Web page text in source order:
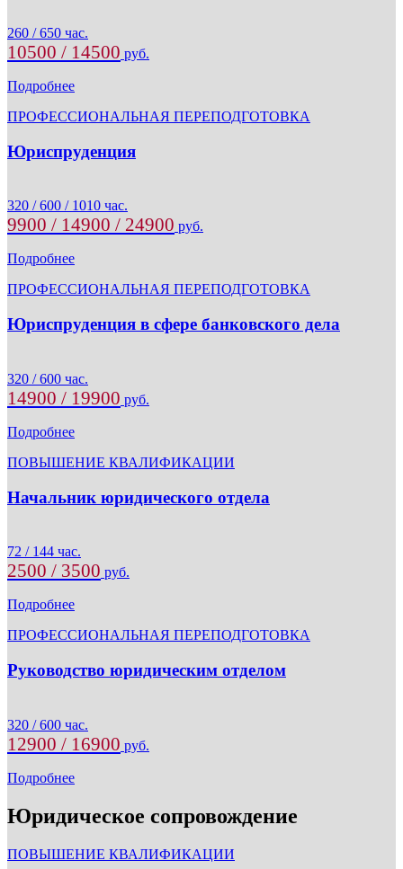
260 / 650 час.
10500 / 14500 руб.
Подробнее
ПРОФЕССИОНАЛЬНАЯ ПЕРЕПОДГОТОВКА
Юриспруденция
320 / 600 / 1010 час.
9900 / 14900 / 24900 руб.
Подробнее
ПРОФЕССИОНАЛЬНАЯ ПЕРЕПОДГОТОВКА
Юриспруденция в сфере банковского дела
320 / 600 час.
14900 / 19900 руб.
Подробнее
ПОВЫШЕНИЕ КВАЛИФИКАЦИИ
Начальник юридического отдела
72 / 144 час.
2500 / 3500 руб.
Подробнее
ПРОФЕССИОНАЛЬНАЯ ПЕРЕПОДГОТОВКА
Руководство юридическим отделом
320 / 600 час.
12900 / 16900 руб.
Подробнее
Юридическое сопровождение
ПОВЫШЕНИЕ КВАЛИФИКАЦИИ